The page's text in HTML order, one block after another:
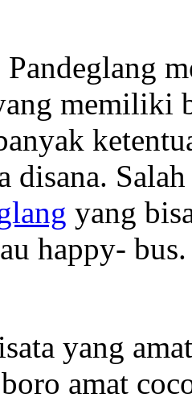
Pandeglang
memiliki
disana.
yang
happy-
yang
amat